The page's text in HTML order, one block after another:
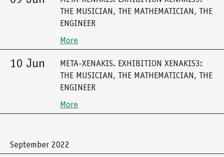
THE MUSICIAN, THE MATHEMATICIAN, THE
ENGINEER
More
10 Jun
META-XENAKIS. EXHIBITION XENAKIS3:
THE MUSICIAN, THE MATHEMATICIAN, THE
ENGINEER
More
September 2022